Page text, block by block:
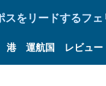
スをリードするフ
港 運航国 レビュー